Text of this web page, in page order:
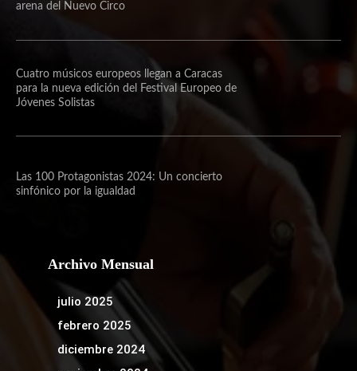
arena del Nuevo Circo
Cuatro músicos europeos llegan a Caracas
para la nueva edición del Festival Europeo de
Jóvenes Solistas
Las 100 Protagonistas 2024: Un concierto
sinfónico por la igualdad
Archivo Mensual
julio 2025
febrero 2025
diciembre 2024